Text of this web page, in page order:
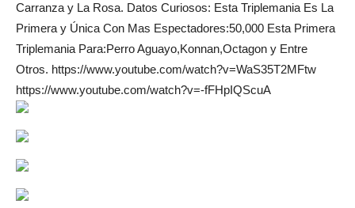
Carranza y La Rosa. Datos Curiosos: Esta Triplemania Es La
Primera y Única Con Mas Espectadores:50,000 Esta Primera
Triplemania Para:Perro Aguayo,Konnan,Octagon y Entre
Otros. https://www.youtube.com/watch?v=WaS35T2MFtw
https://www.youtube.com/watch?v=-fFHpIQScuA